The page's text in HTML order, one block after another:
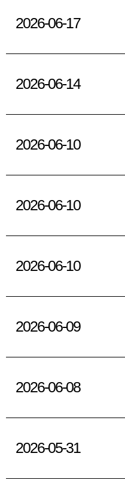
2026-06-17
2026-06-14
2026-06-10
2026-06-10
2026-06-10
2026-06-09
2026-06-08
2026-05-31